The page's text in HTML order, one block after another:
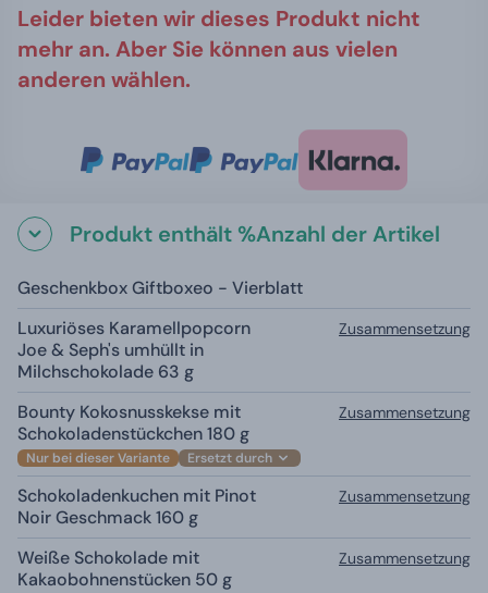
Leider bieten wir dieses Produkt nicht
mehr an. Aber Sie können aus vielen
anderen wählen.
Produkt enthält %Anzahl der Artikel
Geschenkbox Giftboxeo - Vierblatt
Luxuriöses Karamellpopcorn
Joe & Seph's umhüllt in
Milchschokolade 63 g
Zusammensetzung
Bounty Kokosnusskekse mit
Schokoladenstückchen 180 g
Nur bei dieser Variante Ersetzt durch
Zusammensetzung
Schokoladenkuchen mit Pinot
Noir Geschmack 160 g
Zusammensetzung
Weiße Schokolade mit
Kakaobohnenstücken 50 g
Zusammensetzung